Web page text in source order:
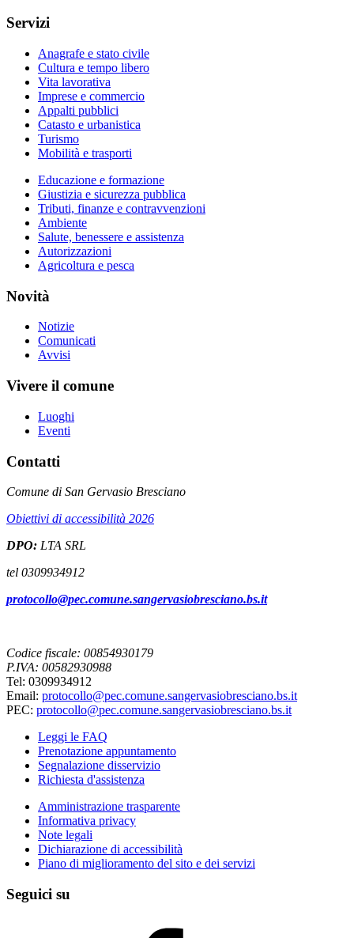
Servizi
Anagrafe e stato civile
Cultura e tempo libero
Vita lavorativa
Imprese e commercio
Appalti pubblici
Catasto e urbanistica
Turismo
Mobilità e trasporti
Educazione e formazione
Giustizia e sicurezza pubblica
Tributi, finanze e contravvenzioni
Ambiente
Salute, benessere e assistenza
Autorizzazioni
Agricoltura e pesca
Novità
Notizie
Comunicati
Avvisi
Vivere il comune
Luoghi
Eventi
Contatti
Comune di San Gervasio Bresciano
Obiettivi di accessibilità 2026
DPO: LTA SRL
tel 0309934912
protocollo@pec.comune.sangervasiobresciano.bs.it
Codice fiscale: 00854930179
P.IVA: 00582930988
Tel: 0309934912
Email: protocollo@pec.comune.sangervasiobresciano.bs.it
PEC: protocollo@pec.comune.sangervasiobresciano.bs.it
Leggi le FAQ
Prenotazione appuntamento
Segnalazione disservizio
Richiesta d'assistenza
Amministrazione trasparente
Informativa privacy
Note legali
Dichiarazione di accessibilità
Piano di miglioramento del sito e dei servizi
Seguici su